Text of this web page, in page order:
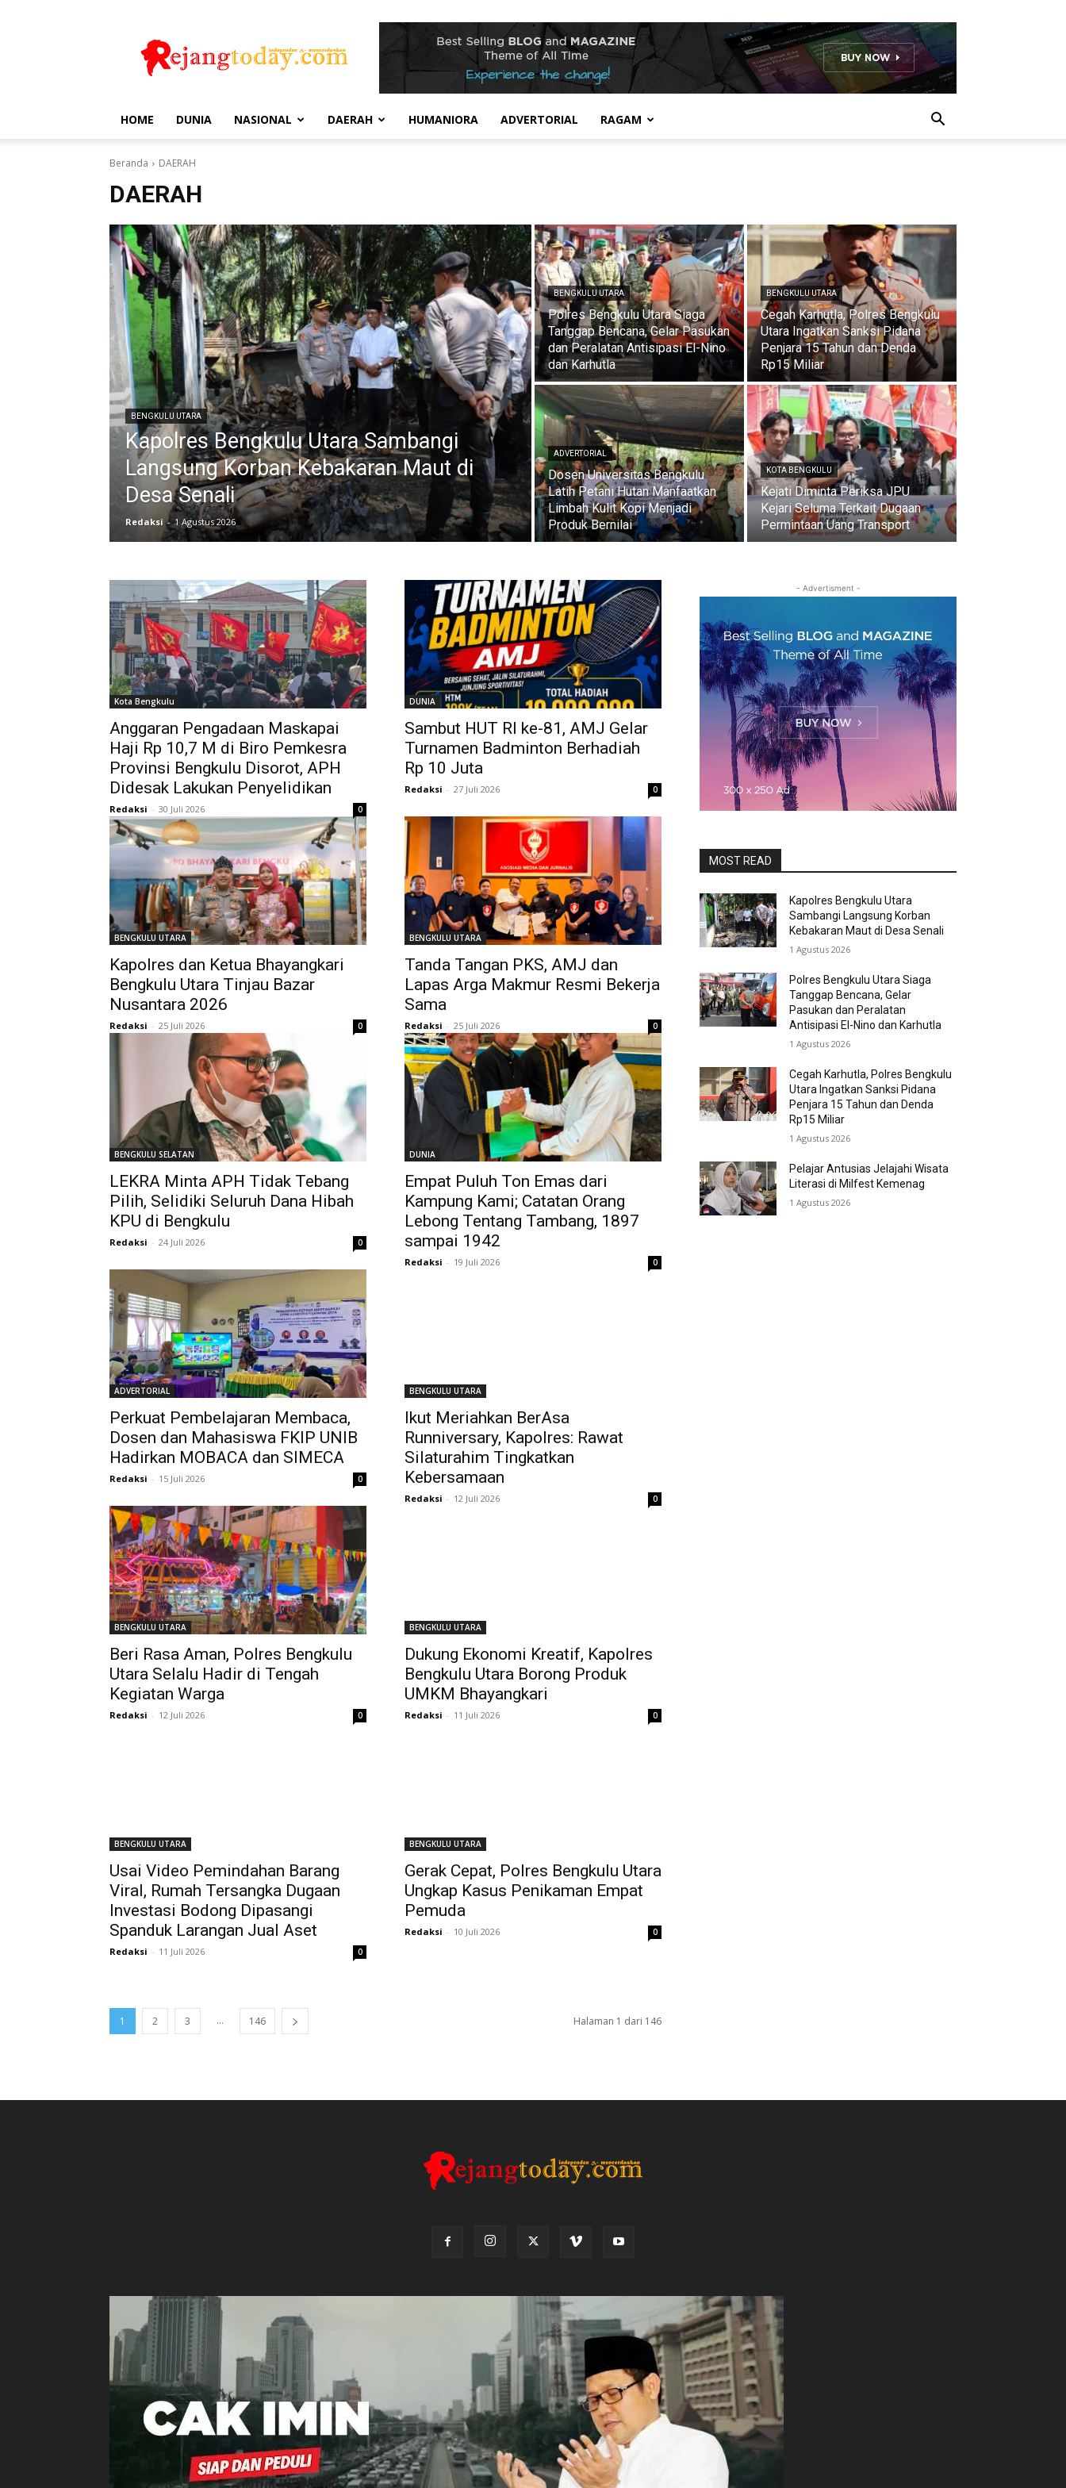
Today
HOME DUNIA NASIONAL DAERAH HUMANIORA ADVERTORIAL RAGAM
Beranda DAERAH
DAERAH
BENGKULU UTARA
Kapolres Bengkulu Utara Sambangi
Langsung Korban Kebakaran Maut di
Desa Senali
Redaksi - 1 Agustus 2026
BENGKULU UTARA
Polres Bengkulu Utara Siaga
Tanggap Bencana, Gelar Pasukan
dan Peralatan Antisipasi El-Nino
dan Karhutla
BENGKULU UTARA
Cegah Karhutla, Polres Bengkulu
Utara Ingatkan Sanksi Pidana
Penjara 15 Tahun dan Denda
Rp15 Miliar
ADVERTORIAL
Dosen Universitas Bengkulu
Latih Petani Hutan Manfaatkan
Limbah Kulit Kopi Menjadi
Produk Bernilai
KOTA BENGKULU
Kejati Diminta Periksa JPU
Kejari Seluma Terkait Dugaan
Permintaan Uang Transport
Kota Bengkulu
Anggaran Pengadaan Maskapai
Haji Rp 10,7 M di Biro Pemkesra
Provinsi Bengkulu Disorot, APH
Didesak Lakukan Penyelidikan
Redaksi - 30 Juli 2026 0
DUNIA
Sambut HUT RI ke-81, AMJ Gelar
Turnamen Badminton Berhadiah
Rp 10 Juta
Redaksi - 27 Juli 2026 0
BENGKULU UTARA
Kapolres dan Ketua Bhayangkari
Bengkulu Utara Tinjau Bazar
Nusantara 2026
Redaksi - 25 Juli 2026 0
BENGKULU UTARA
Tanda Tangan PKS, AMJ dan
Lapas Arga Makmur Resmi Bekerja
Sama
Redaksi - 25 Juli 2026 0
BENGKULU SELATAN
LEKRA Minta APH Tidak Tebang
Pilih, Selidiki Seluruh Dana Hibah
KPU di Bengkulu
Redaksi - 24 Juli 2026 0
DUNIA
Empat Puluh Ton Emas dari
Kampung Kami; Catatan Orang
Lebong Tentang Tambang, 1897
sampai 1942
Redaksi - 19 Juli 2026 0
ADVERTORIAL
Perkuat Pembelajaran Membaca,
Dosen dan Mahasiswa FKIP UNIB
Hadirkan MOBACA dan SIMECA
Redaksi - 15 Juli 2026 0
BENGKULU UTARA
Ikut Meriahkan BerAsa
Runniversary, Kapolres: Rawat
Silaturahim Tingkatkan
Kebersamaan
Redaksi - 12 Juli 2026 0
BENGKULU UTARA
Beri Rasa Aman, Polres Bengkulu
Utara Selalu Hadir di Tengah
Kegiatan Warga
Redaksi - 12 Juli 2026 0
BENGKULU UTARA
Dukung Ekonomi Kreatif, Kapolres
Bengkulu Utara Borong Produk
UMKM Bhayangkari
Redaksi - 11 Juli 2026 0
BENGKULU UTARA
Usai Video Pemindahan Barang
Viral, Rumah Tersangka Dugaan
Investasi Bodong Dipasangi
Spanduk Larangan Jual Aset
Redaksi - 11 Juli 2026 0
BENGKULU UTARA
Gerak Cepat, Polres Bengkulu Utara
Ungkap Kasus Penikaman Empat
Pemuda
Redaksi - 10 Juli 2026 0
1 2 3 ... 146 Halaman 1 dari 146
- Advertisment -
MOST READ
Kapolres Bengkulu Utara
Sambangi Langsung Korban
Kebakaran Maut di Desa Senali
1 Agustus 2026
Polres Bengkulu Utara Siaga
Tanggap Bencana, Gelar
Pasukan dan Peralatan
Antisipasi El-Nino dan Karhutla
1 Agustus 2026
Cegah Karhutla, Polres Bengkulu
Utara Ingatkan Sanksi Pidana
Penjara 15 Tahun dan Denda
Rp15 Miliar
1 Agustus 2026
Pelajar Antusias Jelajahi Wisata
Literasi di Milfest Kemenag
1 Agustus 2026